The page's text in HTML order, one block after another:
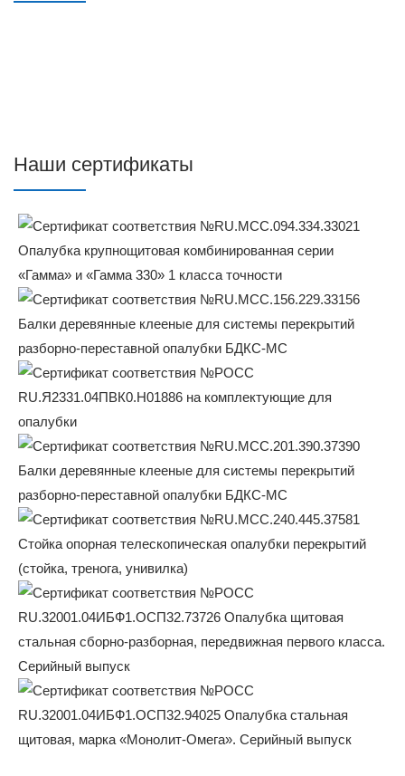
Наши сертификаты